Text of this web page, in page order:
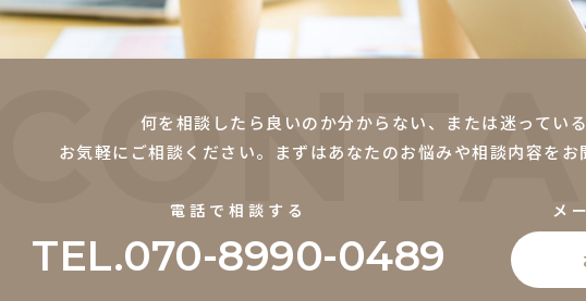
何を相談したら良いのか分からない、または迷っている
お気軽にご相談ください。まずはあなたのお悩みや相談内容をお
電話で相談する
TEL.070-8990-0489
メ